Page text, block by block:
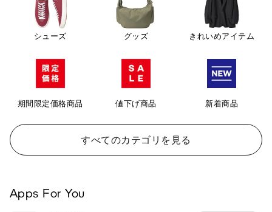
シューズ グッズ きれいめアイテム
期間限定価格商品 値下げ商品 新着商品
すべてのカテゴリを見る
Apps For You